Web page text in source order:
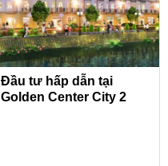
Đầu tư hấp dẫn tại
Golden Center City 2